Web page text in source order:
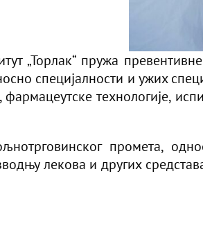
„Торлак“ пружа
специјалности и ужих
фармацеутске технологије,
промета,
лекова и других